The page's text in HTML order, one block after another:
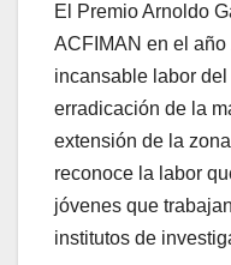
El Premio Arnoldo
ACFIMAN en el
incansable labor
erradicación de la
extensión de la
reconoce la labor
jóvenes que
institutos de